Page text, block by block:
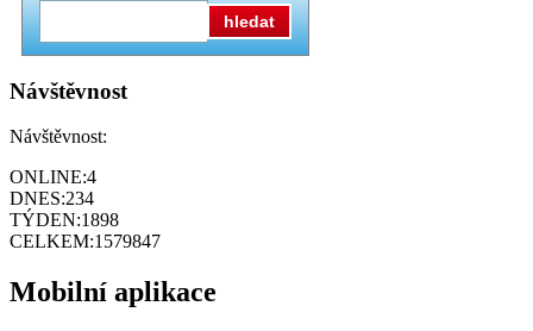
hledat
Návštěvnost
Návštěvnost:
ONLINE:4
DNES:234
TÝDEN:1898
CELKEM:1579847
Mobilní aplikace